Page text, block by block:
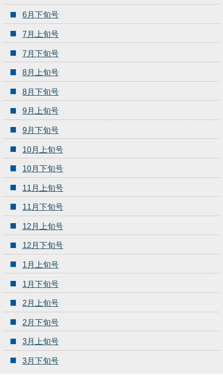
6月下旬号
7月上旬号
7月下旬号
8月上旬号
8月下旬号
9月上旬号
9月下旬号
10月上旬号
10月下旬号
11月上旬号
11月下旬号
12月上旬号
12月下旬号
1月上旬号
1月下旬号
2月上旬号
2月下旬号
3月上旬号
3月下旬号